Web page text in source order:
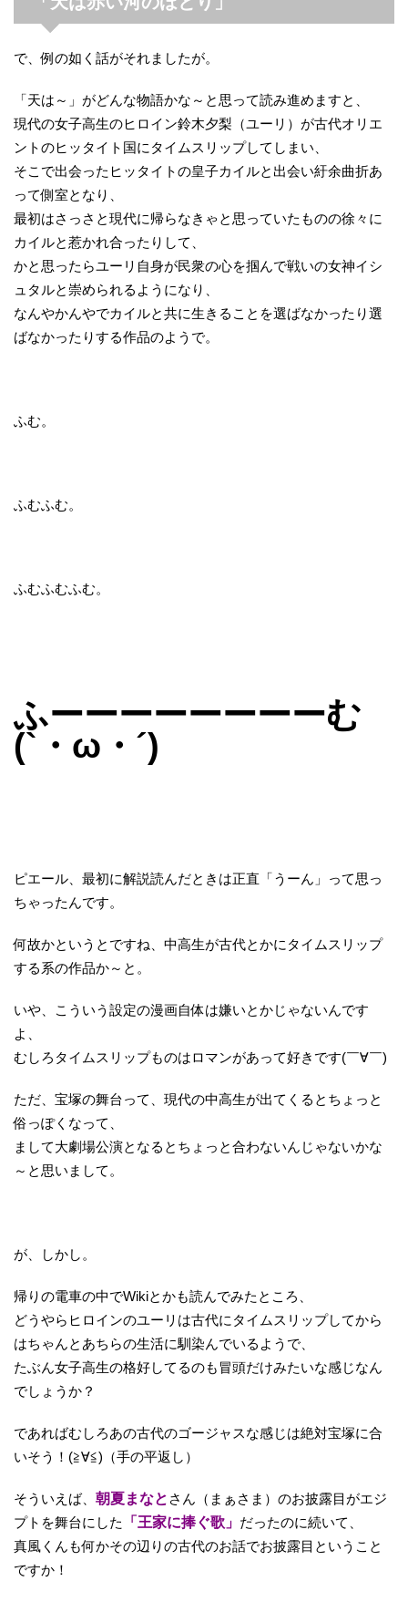
で、例の如く話がそれましたが。
「天は～」がどんな物語かな～と思って読み進めますと、
現代の女子高生のヒロイン鈴木夕梨（ユーリ）が古代オリエ
ントのヒッタイト国にタイムスリップしてしまい、
そこで出会ったヒッタイトの皇子カイルと出会い紆余曲折あ
って側室となり、
最初はさっさと現代に帰らなきゃと思っていたものの徐々に
カイルと惹かれ合ったりして、
かと思ったらユーリ自身が民衆の心を掴んで戦いの女神イシ
ュタルと崇められるようになり、
なんやかんやでカイルと共に生きることを選ばなかったり選
ばなかったりする作品のようで。
ふむ。
ふむふむ。
ふむふむふむ。
ふーーーーーーーーむ
(`・ω・´)
ピエール、最初に解説読んだときは正直「うーん」って思っ
ちゃったんです。
何故かというとですね、中高生が古代とかにタイムスリップ
する系の作品か～と。
いや、こういう設定の漫画自体は嫌いとかじゃないんです
よ、
むしろタイムスリップものはロマンがあって好きです(￣∀￣)
ただ、宝塚の舞台って、現代の中高生が出てくるとちょっと
俗っぽくなって、
まして大劇場公演となるとちょっと合わないんじゃないかな
～と思いまして。
が、しかし。
帰りの電車の中でWikiとかも読んでみたところ、
どうやらヒロインのユーリは古代にタイムスリップしてから
はちゃんとあちらの生活に馴染んでいるようで、
たぶん女子高生の格好してるのも冒頭だけみたいな感じなん
でしょうか？
であればむしろあの古代のゴージャスな感じは絶対宝塚に合
いそう！(≧∀≦)（手の平返し）
そういえば、 朝夏まなと さん（まぁさま）のお披露目がエジ
プトを舞台にした
「王家に捧ぐ歌」 だったのに続いて、
真風くんも何かその辺りの古代のお話でお披露目ということ
ですか！